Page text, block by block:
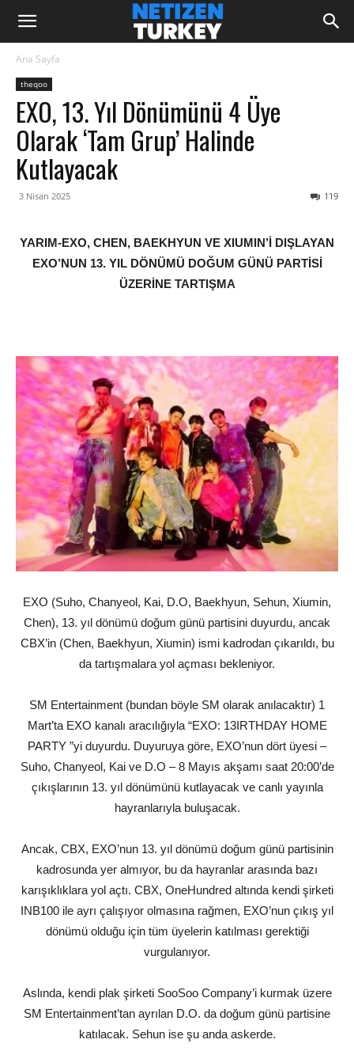
Ana Sayfa
theqoo
EXO, 13. Yıl Dönümünü 4 Üye
Olarak ‘tam Grup’ Halinde
Kutlayacak
3 Nisan 2025 119
YARIM-EXO, CHEN, BAEKHYUN VE XIUMIN’İ DIŞLAYAN
EXO’NUN 13. YIL DÖNÜMÜ DOĞUM GÜNÜ PARTİSİ
ÜZERİNE TARTIŞMA
EXO (Suho, Chanyeol, Kai, D.O, Baekhyun, Sehun, Xiumin,
Chen), 13. yıl dönümü doğum günü partisini duyurdu, ancak
CBX’in (Chen, Baekhyun, Xiumin) ismi kadrodan çıkarıldı, bu
da tartışmalara yol açması bekleniyor.
SM Entertainment (bundan böyle SM olarak anılacaktır) 1
Mart’ta EXO kanalı aracılığıyla “EXO: 13IRTHDAY HOME
PARTY ”yi duyurdu. Duyuruya göre, EXO’nun dört üyesi –
Suho, Chanyeol, Kai ve D.O – 8 Mayıs akşamı saat 20:00’de
çıkışlarının 13. yıl dönümünü kutlayacak ve canlı yayınla
hayranlarıyla buluşacak.
Ancak, CBX, EXO’nun 13. yıl dönümü doğum günü partisinin
kadrosunda yer almıyor, bu da hayranlar arasında bazı
karışıklıklara yol açtı. CBX, OneHundred altında kendi şirketi
INB100 ile ayrı çalışıyor olmasına rağmen, EXO’nun çıkış yıl
dönümü olduğu için tüm üyelerin katılması gerektiği
vurgulanıyor.
Aslında, kendi plak şirketi SooSoo Company’i kurmak üzere
SM Entertainment’tan ayrılan D.O. da doğum günü partisine
katılacak. Sehun ise şu anda askerde.